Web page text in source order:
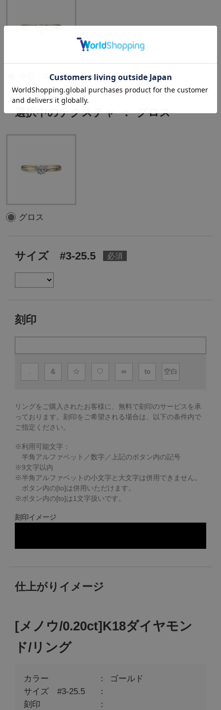
中石：0.20ct
選択中のテクスチャ ： グロス
グロス
サイズ #3-25.5
刻印
. & ☆ ♡ ∞ to 空白
リングをご購入されたお客様に、無料で刻印のサービスを承
っております。 刻印をご希望される場合は、以下の条件内で
ご指定ください。
※利用可能文字：
半角アルファベット／数字／上記のボタン内の記号
※9文字以内
※半角アルファベットの小文字と大文字は併用できません。
ボタン内の[to]は併用いただけます。
※ボタン内の[to]は1文字扱いです。
刻印イメージ
仕上がりイメージ
[メノウ/0.20ct]K18ダイヤモン
ド/リング
カラー
ゴールド
サイズ #3-25.5
刻印